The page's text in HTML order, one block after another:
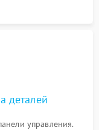
деталей
управления.